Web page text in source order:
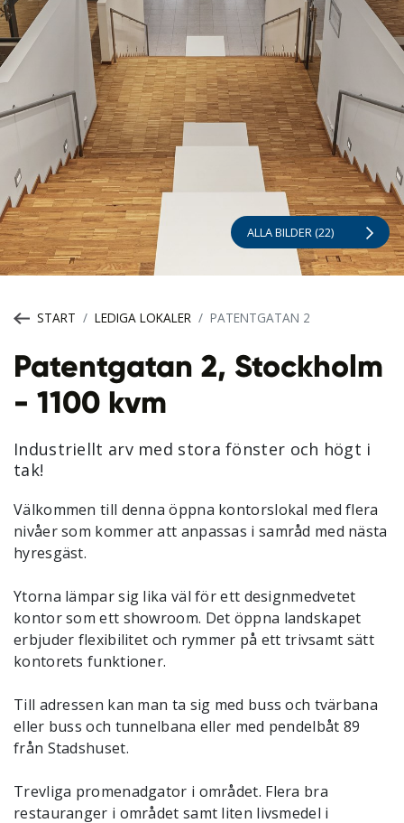
ALLA BILDER (22)
START LEDIGA LOKALER PATENTGATAN 2
Patentgatan 2, Stockholm
- 1100 kvm
Industriellt arv med stora fönster och högt i
tak!
Välkommen till denna öppna kontorslokal med flera
nivåer som kommer att anpassas i samråd med nästa
hyresgäst.
Ytorna lämpar sig lika väl för ett designmedvetet
kontor som ett showroom. Det öppna landskapet
erbjuder flexibilitet och rymmer på ett trivsamt sätt
kontorets funktioner.
Till adressen kan man ta sig med buss och tvärbana
eller buss och tunnelbana eller med pendelbåt 89
från Stadshuset.
Trevliga promenadgator i området. Flera bra
restauranger i området samt liten livsmedel i